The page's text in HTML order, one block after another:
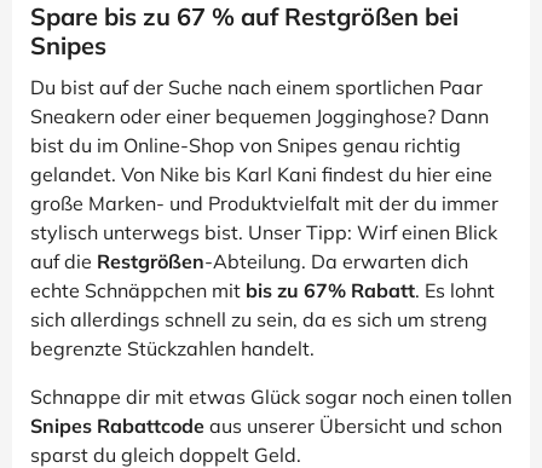
Spare bis zu 67 % auf Restgrößen bei
Snipes
Du bist auf der Suche nach einem sportlichen Paar
Sneakern oder einer bequemen Jogginghose? Dann
bist du im Online-Shop von Snipes genau richtig
gelandet. Von Nike bis Karl Kani findest du hier eine
große Marken- und Produktvielfalt mit der du immer
stylisch unterwegs bist. Unser Tipp: Wirf einen Blick
auf die Restgrößen-Abteilung. Da erwarten dich
echte Schnäppchen mit bis zu 67% Rabatt. Es lohnt
sich allerdings schnell zu sein, da es sich um streng
begrenzte Stückzahlen handelt.
Schnappe dir mit etwas Glück sogar noch einen tollen
Snipes Rabattcode aus unserer Übersicht und schon
sparst du gleich doppelt Geld.